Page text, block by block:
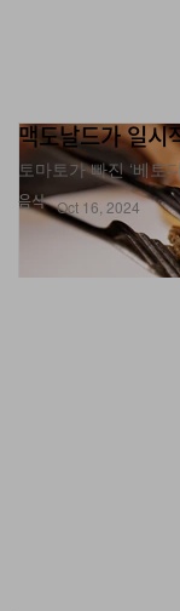
음식
맥도날드가 일시
토마토가 빠진 ‘베토
Oct 16, 2024